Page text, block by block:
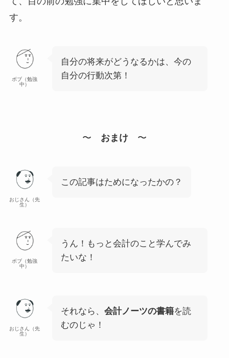
す。
ボブ（勉強
中）
自分の将来がどうなるかは、今の
自分の行動次第！
〜 おまけ 〜
おじさん（先
生）
この記事はためになったかの？
ボブ（勉強
中）
うん！もっと会計のこと学んでみ
たいな！
おじさん（先
生）
それなら、 会計ノーツの書籍を読
むのじゃ！